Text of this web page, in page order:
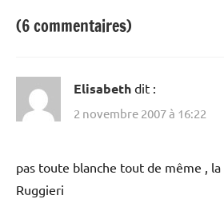
(6 commentaires)
Elisabeth dit :
2 novembre 2007 à 16:22
pas toute blanche tout de même , la
Ruggieri